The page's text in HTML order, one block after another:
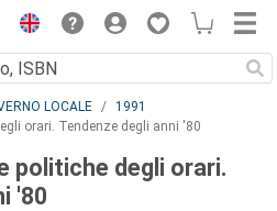
LOCALE
1991
orari. Tendenze degli anni '80
politiche degli orari.
'80